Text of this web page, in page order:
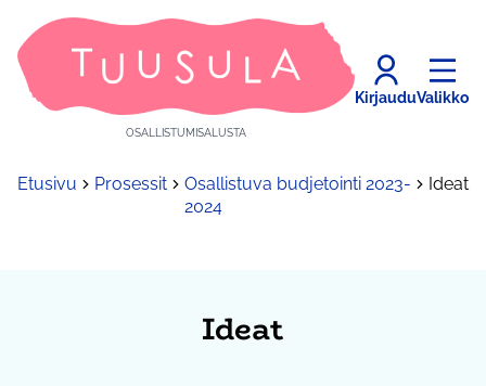
OSALLISTUMISALUSTA
KirjauduValikko
Etusivu Prosessit
Osallistuva budjetointi 2023-
2024
Ideat
Ideat